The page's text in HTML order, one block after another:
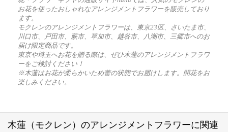
お花を使ったおしゃれなアレンジメントフラワーを販売しており
ます。
モクレンのアレンジメントフラワーは、東京23区、さいたま市、
川口市、戸田市、蕨市、草加市、越谷市、八潮市、三郷市へのお
届け限定商品です。
東京や埼玉へお花を贈る際は、ぜひ木蓮のアレンジメントフラワ
ーをご検討ください！
※木蓮はお花が柔らかいため蕾の状態でお届けします。開花をお
楽しみください。
木蓮（モクレン）のアレンジメントフラワーに関連